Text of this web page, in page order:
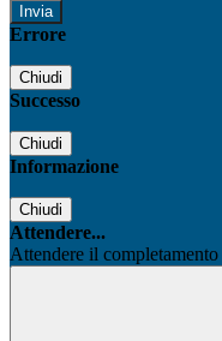
Errore
Chiudi
Successo
Chiudi
Informazione
Chiudi
Attendere...
Attendere il